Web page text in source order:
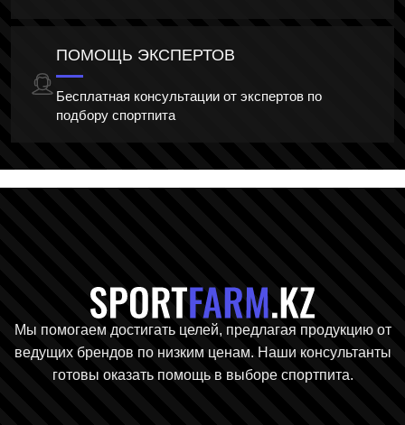
ПОМОЩЬ ЭКСПЕРТОВ
Бесплатная консультации от экспертов по
подбору спортпита
Мы помогаем достигать целей, предлагая продукцию от
ведущих брендов по низким ценам. Наши консультанты
готовы оказать помощь в выборе спортпита.